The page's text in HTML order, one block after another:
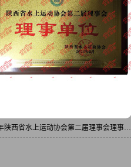
陕西省水上运动协会第二届理事会理事单